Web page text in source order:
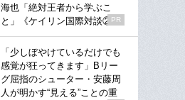
海也「絶対王者から学ぶこ
と」《ケイリン国際対談②》
PR
「少しぼやけているだけでも
感覚が狂ってきます」Bリー
グ屈指のシューター・安藤周
人が明かす“見える”ことの重